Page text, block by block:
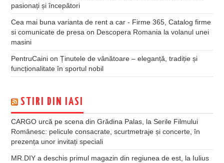
pasionați și începători
Cea mai buna varianta de rent a car - Firme 365, Catalog firme
si comunicate de presa on Descopera Romania la volanul unei
masini
PentruCaini onȚinutele de vânătoare – eleganță, tradiție și
funcționalitate în sportul nobil
STIRI DIN IASI
CARGO urcă pe scena din Grădina Palas, la Serile Filmului
Românesc: pelicule consacrate, scurtmetraje și concerte, în
prezența unor invitați speciali
MR.DIY a deschis primul magazin din regiunea de est, la Iulius